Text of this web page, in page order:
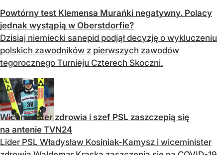
Powtórny test Klemensa Murańki negatywny. Polacy
jednak wystąpią w Oberstdorfie?
Dzisiaj niemiecki sanepid podjął decyzję o wykluczeniu
polskich zawodników z pierwszych zawodów
tegorocznego Turnieju Czterech Skoczni.
Wiceminister zdrowia i szef PSL zaszczepią się
na antenie TVN24
Lider PSL Władysław Kosiniak-Kamysz i wiceminister